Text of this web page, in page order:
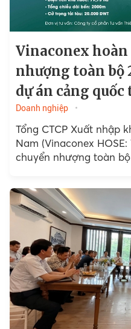
Vinaconex
nhượng toàn bộ
dự án cảng quốc
Doanh nghiệp
Tổng CTCP Xuất nhập
Nam (Vinaconex
chuyển nhượng toàn